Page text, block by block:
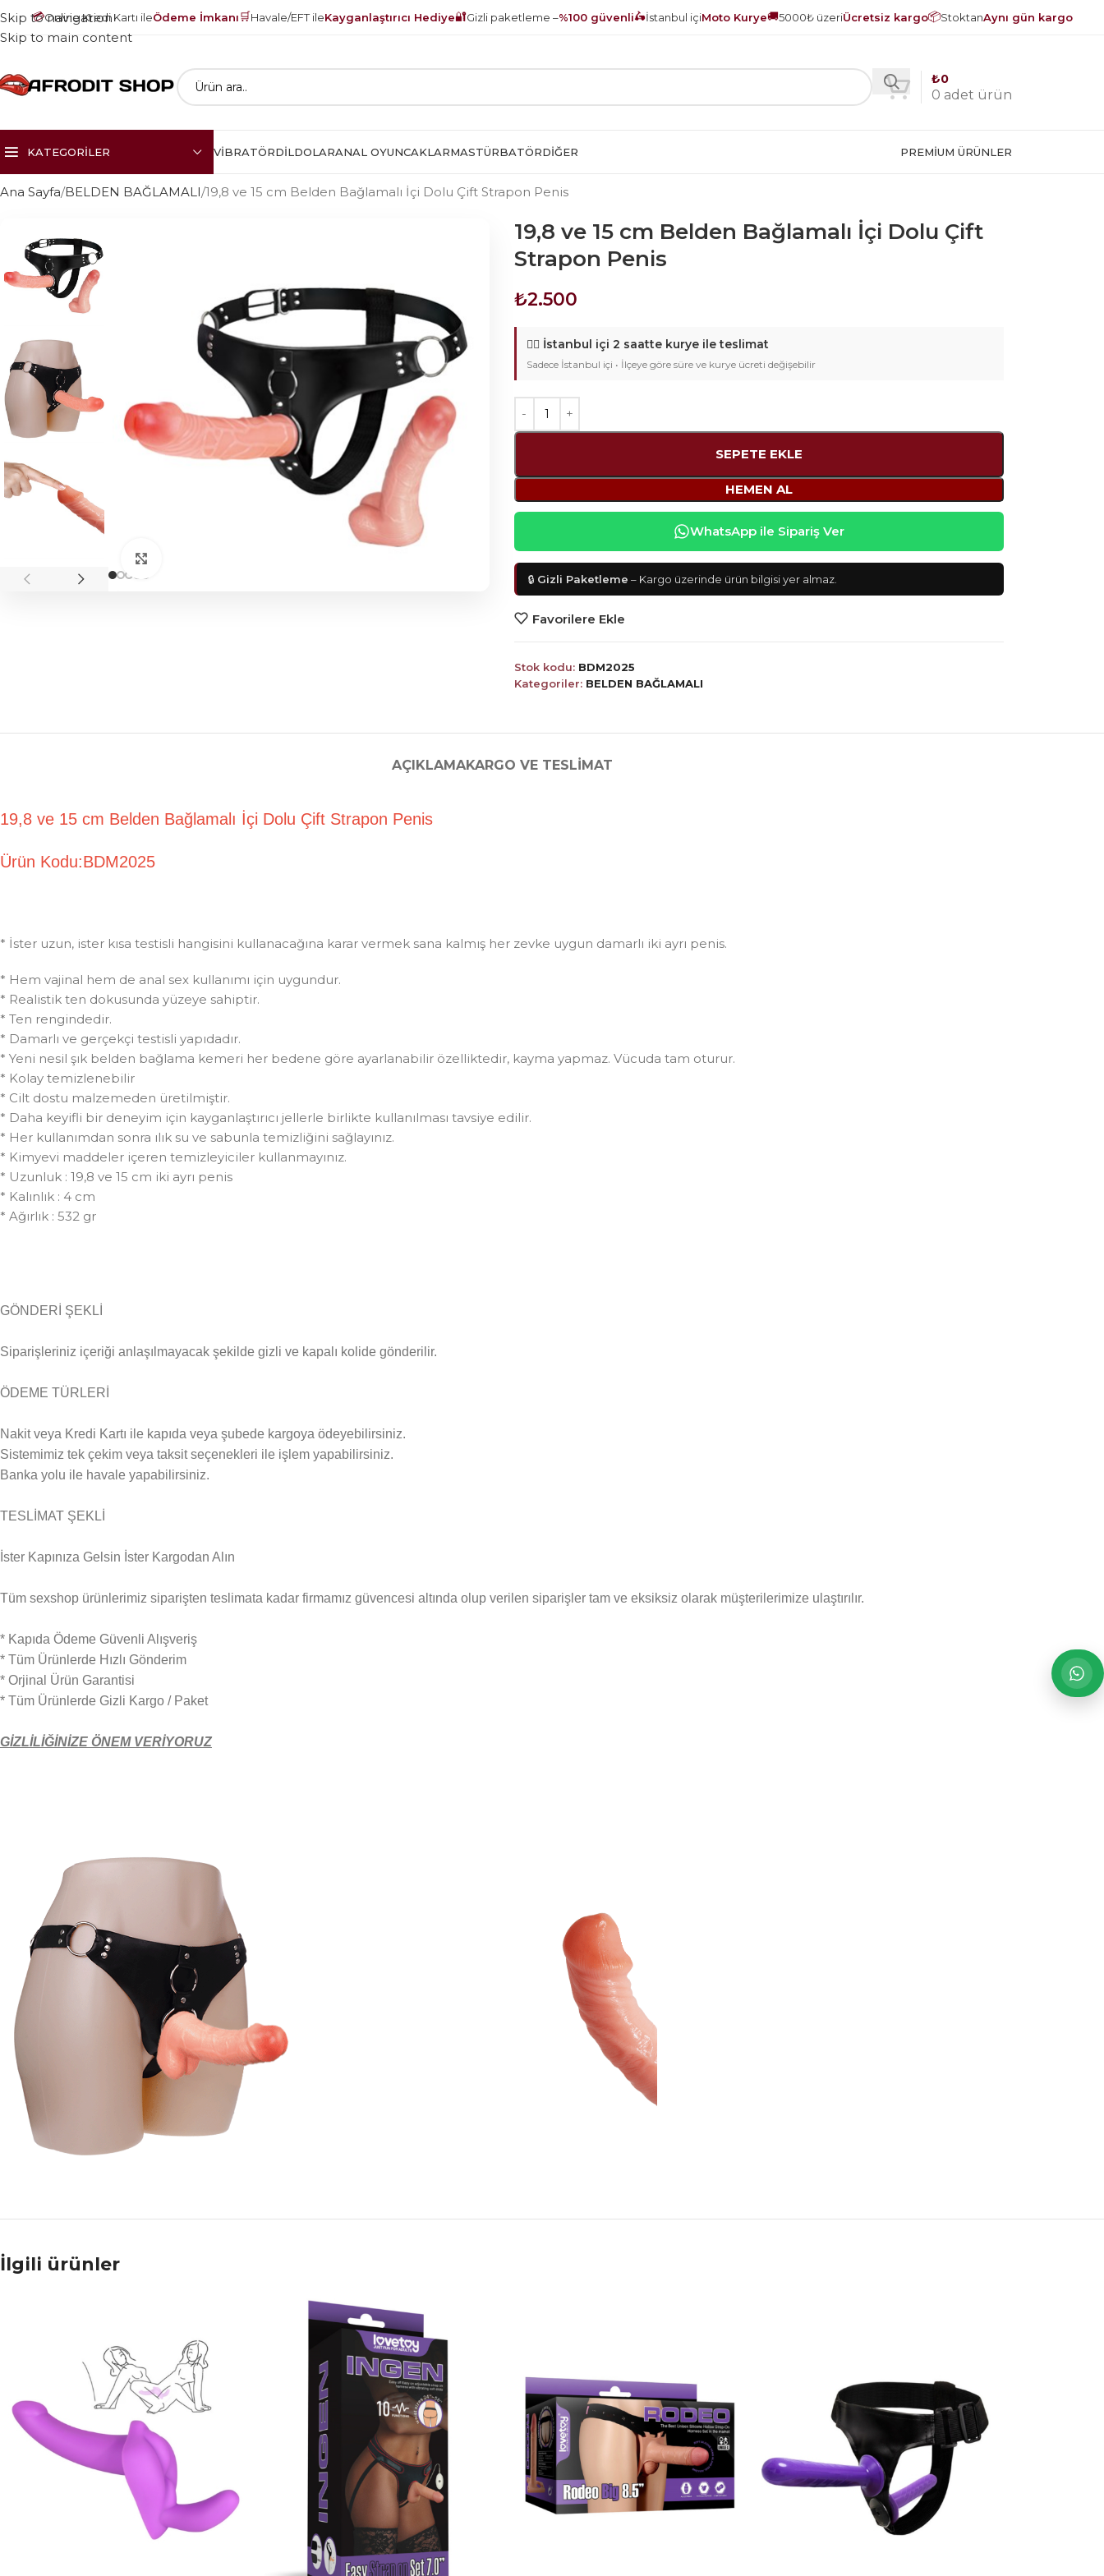
💳Online Kredi Kartı ileÖdeme İmkanı🛒Havale/EFT ileKayganlaştırıcı Hediye🔐Gizli paketleme –%100 güvenli🛵İstanbul içiMoto Kurye🚚5000₺ üzeriÜcretsiz kargo📦StoktanAynı gün kargo
Skip to navigation
Skip to main content
0 adet ürün
₺0
KATEGORILER VIBRATÖRDILDOLARANAL OYUNCAKLARMASTÜRBATÖRDIĞER PREMIUM ÜRÜNLER
Ana Sayfa BELDEN BAĞLAMALI 19,8 ve 15 cm Belden Bağlamalı İçi Dolu Çift Strapon Penis
19,8 ve 15 cm Belden Bağlamalı İçi Dolu Çift
Strapon Penis
₺2.500
🚴‍♂️ İstanbul içi 2 saatte kurye ile teslimat
Sadece İstanbul içi • İlçeye göre süre ve kurye ücreti değişebilir
SEPETE EKLE
HEMEN AL
WhatsApp ile Sipariş Ver
🔒 Gizli Paketleme – Kargo üzerinde ürün bilgisi yer almaz.
Favorilere Ekle
Stok kodu: BDM2025
Kategoriler: BELDEN BAĞLAMALI
AÇIKLAMAKARGO VE TESLIMAT
19,8 ve 15 cm Belden Bağlamalı İçi Dolu Çift Strapon Penis
Ürün Kodu:BDM2025
* İster uzun, ister kısa testisli hangisini kullanacağına karar vermek sana kalmış her zevke uygun damarlı iki ayrı penis.
* Hem vajinal hem de anal sex kullanımı için uygundur.
* Realistik ten dokusunda yüzeye sahiptir.
* Ten rengindedir.
* Damarlı ve gerçekçi testisli yapıdadır.
* Yeni nesil şık belden bağlama kemeri her bedene göre ayarlanabilir özelliktedir, kayma yapmaz. Vücuda tam oturur.
* Kolay temizlenebilir
* Cilt dostu malzemeden üretilmiştir.
* Daha keyifli bir deneyim için kayganlaştırıcı jellerle birlikte kullanılması tavsiye edilir.
* Her kullanımdan sonra ılık su ve sabunla temizliğini sağlayınız.
* Kimyevi maddeler içeren temizleyiciler kullanmayınız.
* Uzunluk : 19,8 ve 15 cm iki ayrı penis
* Kalınlık : 4 cm
* Ağırlık : 532 gr
GÖNDERİ ŞEKLİ
Siparişleriniz içeriği anlaşılmayacak şekilde gizli ve kapalı kolide gönderilir.
ÖDEME TÜRLERİ
Nakit veya Kredi Kartı ile kapıda veya şubede kargoya ödeyebilirsiniz.
Sistemimiz tek çekim veya taksit seçenekleri ile işlem yapabilirsiniz.
Banka yolu ile havale yapabilirsiniz.
TESLİMAT ŞEKLİ
İster Kapınıza Gelsin İster Kargodan Alın
Tüm sexshop ürünlerimiz siparişten teslimata kadar firmamız güvencesi altında olup verilen siparişler tam ve eksiksiz olarak müşterilerimize ulaştırılır.
* Kapıda Ödeme Güvenli Alışveriş
* Tüm Ürünlerde Hızlı Gönderim
* Orjinal Ürün Garantisi
* Tüm Ürünlerde Gizli Kargo / Paket
GİZLİLİĞİNİZE ÖNEM VERİYORUZ
İlgili ürünler